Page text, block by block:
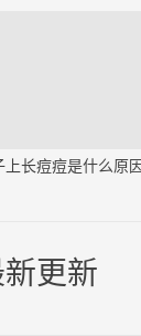
更新